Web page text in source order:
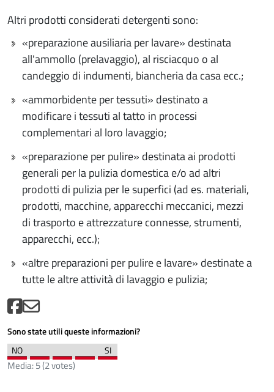
Altri prodotti considerati detergenti sono:
«preparazione ausiliaria per lavare» destinata
all'ammollo (prelavaggio), al risciacquo o al
candeggio di indumenti, biancheria da casa ecc.;
«ammorbidente per tessuti» destinato a
modificare i tessuti al tatto in processi
complementari al loro lavaggio;
«preparazione per pulire» destinata ai prodotti
generali per la pulizia domestica e/o ad altri
prodotti di pulizia per le superfici (ad es. materiali,
prodotti, macchine, apparecchi meccanici, mezzi
di trasporto e attrezzature connesse, strumenti,
apparecchi, ecc.);
«altre preparazioni per pulire e lavare» destinate a
tutte le altre attività di lavaggio e pulizia;
Sono state utili queste informazioni?
Media:5(2votes)